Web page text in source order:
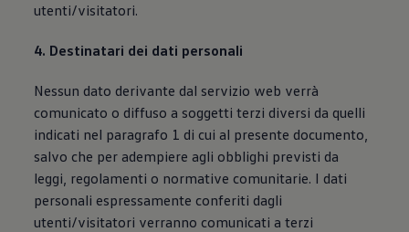
utenti/visitatori.
4. Destinatari dei dati personali
Nessun dato derivante dal servizio web verrà
comunicato o diffuso a soggetti terzi diversi da quelli
indicati nel paragrafo 1 di cui al presente documento,
salvo che per adempiere agli obblighi previsti da
leggi, regolamenti o normative comunitarie. I dati
personali espressamente conferiti dagli
utenti/visitatori verranno comunicati a terzi